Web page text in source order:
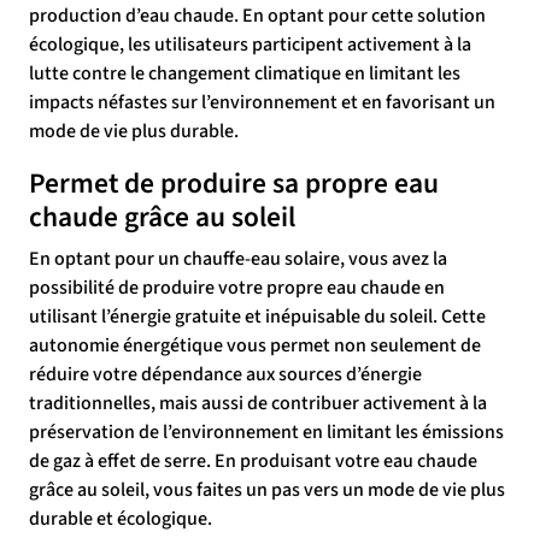
production d’eau chaude. En optant pour cette solution
écologique, les utilisateurs participent activement à la
lutte contre le changement climatique en limitant les
impacts néfastes sur l’environnement et en favorisant un
mode de vie plus durable.
Permet de produire sa propre eau
chaude grâce au soleil
En optant pour un chauffe-eau solaire, vous avez la
possibilité de produire votre propre eau chaude en
utilisant l’énergie gratuite et inépuisable du soleil. Cette
autonomie énergétique vous permet non seulement de
réduire votre dépendance aux sources d’énergie
traditionnelles, mais aussi de contribuer activement à la
préservation de l’environnement en limitant les émissions
de gaz à effet de serre. En produisant votre eau chaude
grâce au soleil, vous faites un pas vers un mode de vie plus
durable et écologique.